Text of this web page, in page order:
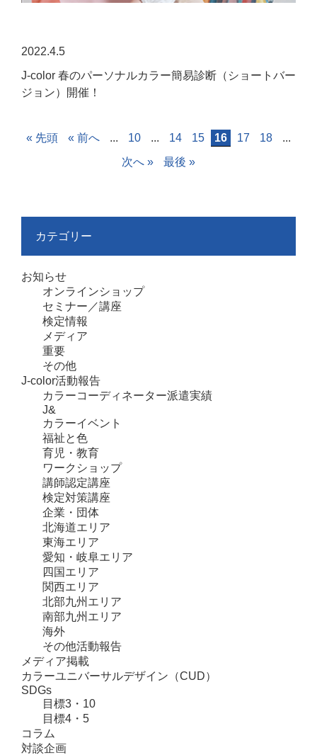
2022.4.5
J-color 春のパーソナルカラー簡易診断（ショートバー
ジョン）開催！
« 先頭 « 前へ ... 10 ... 14 15 16 17 18
...
次へ »
最後 »
カテゴリー
お知らせ
オンラインショップ
セミナー／講座
検定情報
メディア
重要
その他
J-color活動報告
カラーコーディネーター派遣実績
J&
カラーイベント
福祉と色
育児・教育
ワークショップ
講師認定講座
検定対策講座
企業・団体
北海道エリア
東海エリア
愛知・岐阜エリア
四国エリア
関西エリア
北部九州エリア
南部九州エリア
海外
その他活動報告
メディア掲載
カラーユニバーサルデザイン（CUD）
SDGs
目標3・10
目標4・5
コラム
対談企画